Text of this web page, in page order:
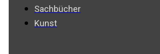
Sachbücher
Kunst